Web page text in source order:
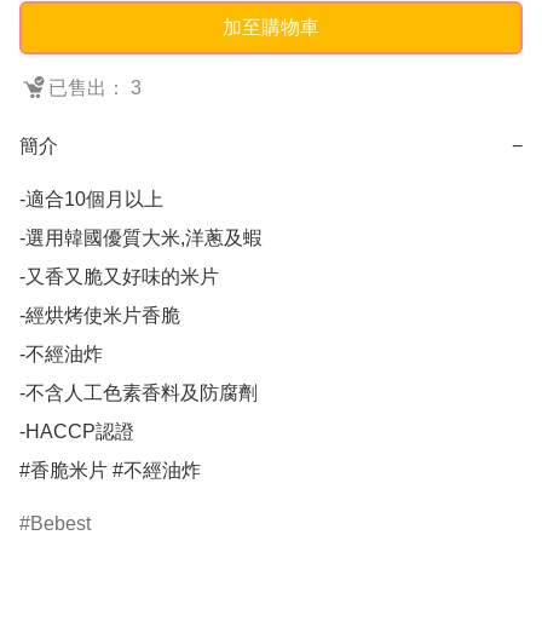
加至購物車
已售出： 3
簡介 −
-適合10個月以上
-選用韓國優質大米,洋蔥及蝦
-又香又脆又好味的米片
-經烘烤使米片香脆
-不經油炸
-不含人工色素香料及防腐劑
-HACCP認證
#香脆米片 #不經油炸
Bebest